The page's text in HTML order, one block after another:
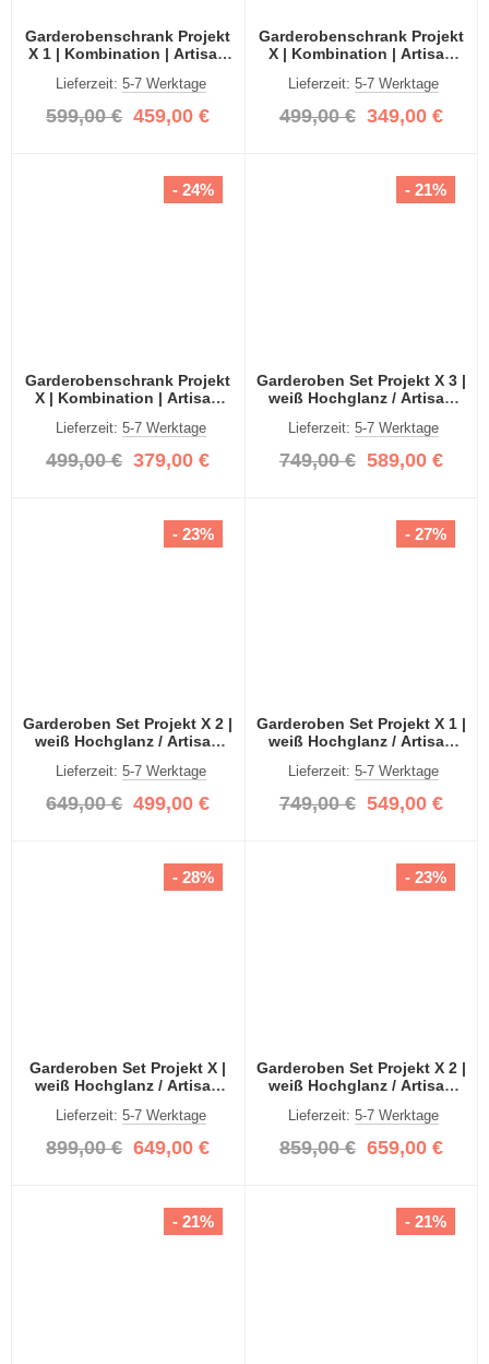
Garderobenschrank Projekt
X 1 | Kombination | Artisan
teilig
Lieferzeit: 5-7 Werktage
599,00 € 459,00 €
Garderobenschrank Projekt
X | Kombination | Artisan
Lieferzeit:5-7 Werktage
499,00 € 349,00 €
Garderobenschrank Projekt
X | Kombination | Artisan
teilig
Lieferzeit: 5-7 Werktage
499,00 € 379,00 €
- 24%
Garderoben Set Projekt X 3 |
weiß Hochglanz / Artisan
teilig
Lieferzeit:5-7 Werktage
749,00 € 589,00 €
- 21%
Garderoben Set Projekt X 2 |
weiß Hochglanz / Artisan
teilig
Lieferzeit: 5-7 Werktage
649,00 € 499,00 €
- 23%
Garderoben Set Projekt X 1 |
weiß Hochglanz / Artisan
teilig
Lieferzeit:5-7 Werktage
749,00 € 549,00 €
- 27%
Garderoben Set Projekt X |
weiß Hochglanz / Artisan
teilig
Lieferzeit: 5-7 Werktage
899,00 € 649,00 €
- 28%
Garderoben Set Projekt X 2 |
weiß Hochglanz / Artisan
teilig
Lieferzeit:5-7 Werktage
859,00 € 659,00 €
- 23%
- 21% - 21%